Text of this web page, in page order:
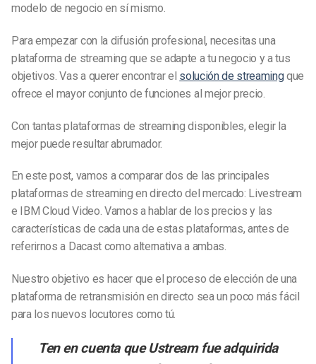
modelo de negocio en sí mismo.
Para empezar con la difusión profesional, necesitas una
plataforma de streaming que se adapte a tu negocio y a tus
objetivos. Vas a querer encontrar el solución de streamingque
ofrece el mayor conjunto de funciones al mejor precio.
Con tantas plataformas de streaming disponibles, elegir la
mejor puede resultar abrumador.
En este post, vamos a comparar dos de las principales
plataformas de streaming en directo del mercado: Livestream
e IBM Cloud Video. Vamos a hablar de los precios y las
características de cada una de estas plataformas, antes de
referirnos a Dacast como alternativa a ambas.
Nuestro objetivo es hacer que el proceso de elección de una
plataforma de retransmisión en directo sea un poco más fácil
para los nuevos locutores como tú.
Ten en cuenta que Ustream fue adquirida